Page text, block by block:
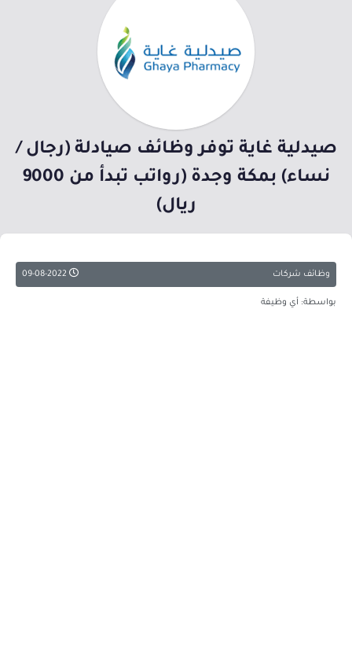
صيدلية غاية توفر وظائف صيادلة (رجال /
نساء) بمكة وجدة (رواتب تبدأ من 9000
ريال)
وظائف شركات
بواسطة: أي وظيفة